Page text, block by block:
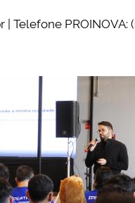
| Telefone PROINOVA: